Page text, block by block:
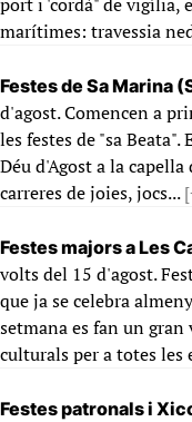
marítimes: travessia
Festes de Sa Marina
d'agost. Comencen a
les festes de "sa
Déu d'Agost a la
carreres de joies, jocs...
Festes majors a Les
volts del 15 d'agost.
que ja se celebra
setmana es fan un
culturals per a totes les
Festes patronals i